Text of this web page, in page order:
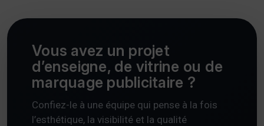
Vous avez un projet
d’enseigne, de vitrine ou de
marquage publicitaire ?
Confiez-le à une équipe qui pense à la fois
l’esthétique, la visibilité et la qualité